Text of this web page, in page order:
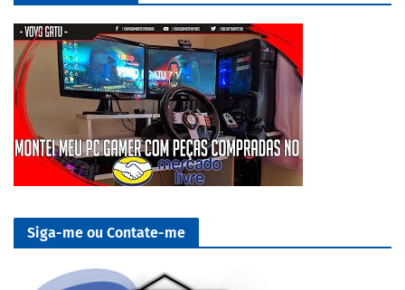
Siga-me ou Contate-me